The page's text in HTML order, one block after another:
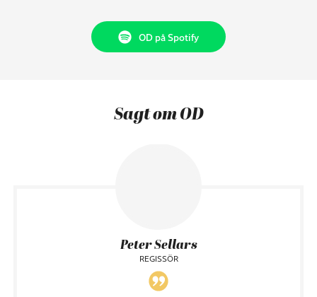
OD på Spotify
Sagt om OD
Peter Sellars
REGISSÖR